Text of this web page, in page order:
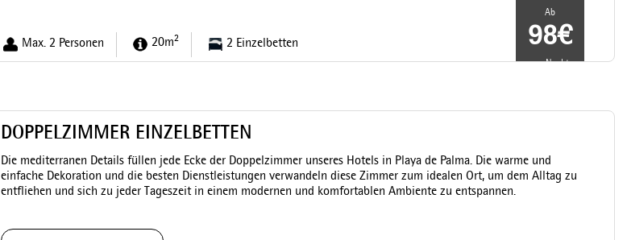
Max. 2 Personen 20m2 2 Einzelbetten
Ab
98€
pro Nacht
DOPPELZIMMER EINZELBETTEN
Die mediterranen Details füllen jede Ecke der Doppelzimmer unseres Hotels in Playa de Palma. Die warme und
einfache Dekoration und die besten Dienstleistungen verwandeln diese Zimmer zum idealen Ort, um dem Alltag zu
entfliehen und sich zu jeder Tageszeit in einem modernen und komfortablen Ambiente zu entspannen.